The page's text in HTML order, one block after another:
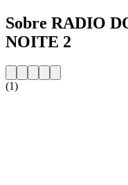
Sobre RADIO
NOITE 2
(1)